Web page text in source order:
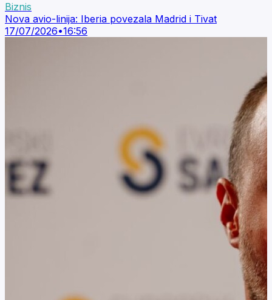
Biznis
Nova avio-linija: Iberia povezala Madrid i Tivat
17/07/2026•16:56